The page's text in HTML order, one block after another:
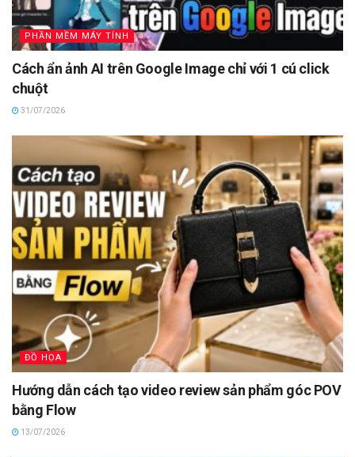
PHẦN MỀM MÁY TÍNH
Cách ẩn ảnh AI trên Google Image chỉ với 1 cú click
chuột
31/07/2026
ĐỒ HỌA
Hướng dẫn cách tạo video review sản phẩm góc POV
bằng Flow
13/07/2026